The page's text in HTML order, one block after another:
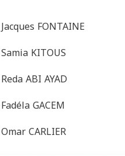
Jacques FONTAINE
Samia KITOUS
Reda ABI AYAD
Fadéla GACEM
Omar CARLIER